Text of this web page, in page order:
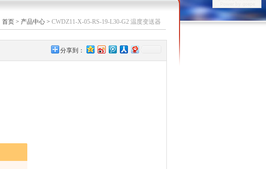
首页 > 产品中心 > CWDZ11-X-05-RS-19-L30-G2 温度变送器
分享到：